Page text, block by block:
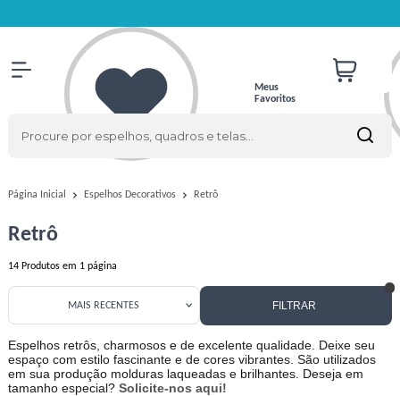
Meus
Favoritos
Página Inicial Espelhos Decorativos Retrô
Retrô
14 Produtos em 1 página
FILTRAR
MAIS RECENTES
Espelhos retrôs, charmosos e de excelente qualidade. Deixe seu
espaço com estilo fascinante e de cores vibrantes. São utilizados
em sua produção molduras laqueadas e brilhantes. Deseja em
tamanho especial? Solicite-nos aqui!